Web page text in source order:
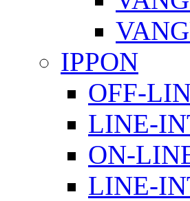
IPPON
OFF-
LINE-
ON-
LINE-